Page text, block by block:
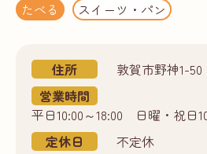
たべる スイーツ・パン
住所
敦賀市野神1-50
営業時間
平日10:00～18:00 日曜・祝日
定休日
不定休